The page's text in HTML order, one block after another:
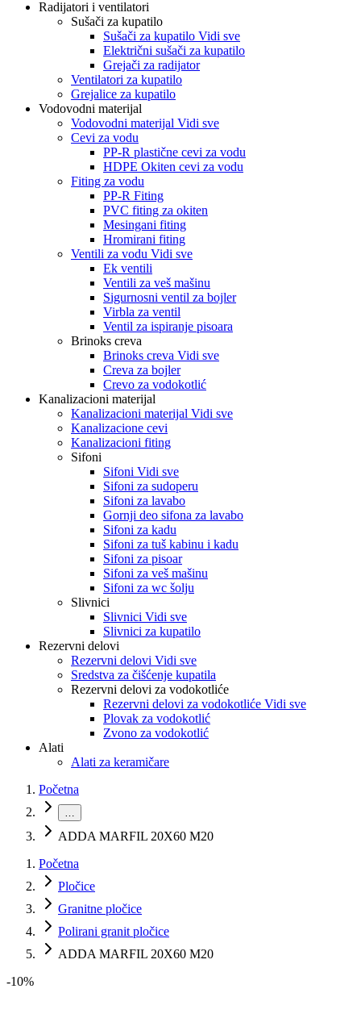
Radijatori i ventilatori
Sušači za kupatilo
Sušači za kupatilo Vidi sve
Električni sušači za kupatilo
Grejači za radijator
Ventilatori za kupatilo
Grejalice za kupatilo
Vodovodni materijal
Vodovodni materijal Vidi sve
Cevi za vodu
PP-R plastične cevi za vodu
HDPE Okiten cevi za vodu
Fiting za vodu
PP-R Fiting
PVC fiting za okiten
Mesingani fiting
Hromirani fiting
Ventili za vodu Vidi sve
Ek ventili
Ventili za veš mašinu
Sigurnosni ventil za bojler
Virbla za ventil
Ventil za ispiranje pisoara
Brinoks creva
Brinoks creva Vidi sve
Creva za bojler
Crevo za vodokotlić
Kanalizacioni materijal
Kanalizacioni materijal Vidi sve
Kanalizacione cevi
Kanalizacioni fiting
Sifoni
Sifoni Vidi sve
Sifoni za sudoperu
Sifoni za lavabo
Gornji deo sifona za lavabo
Sifoni za kadu
Sifoni za tuš kabinu i kadu
Sifoni za pisoar
Sifoni za veš mašinu
Sifoni za wc šolju
Slivnici
Slivnici Vidi sve
Slivnici za kupatilo
Rezervni delovi
Rezervni delovi Vidi sve
Sredstva za čišćenje kupatila
Rezervni delovi za vodokotliće
Rezervni delovi za vodokotliće Vidi sve
Plovak za vodokotlić
Zvono za vodokotlić
Alati
Alati za keramičare
Početna
…
ADDA MARFIL 20X60 M20
Početna
Pločice
Granitne pločice
Polirani granit pločice
ADDA MARFIL 20X60 M20
-10%